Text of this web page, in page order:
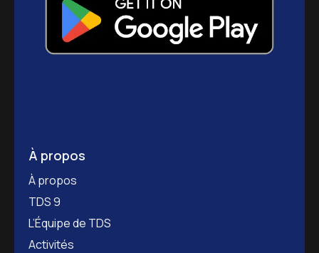
À propos
À propos
TDS 9
L’Équipe de TDS
Activités